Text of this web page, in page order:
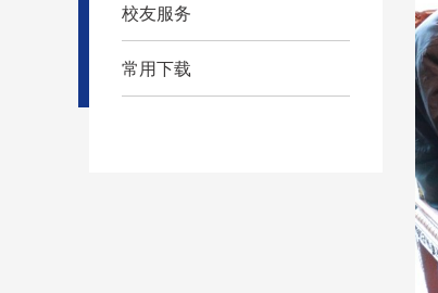
校友服务
常用下载